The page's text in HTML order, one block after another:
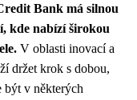
Bank má silnou
kde nabízí širokou
V oblasti inovací a
držet krok s dobou,
být v některých